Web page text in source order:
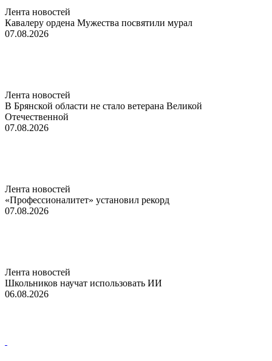
Лента новостей
Кавалеру ордена Мужества посвятили мурал
07.08.2026
Лента новостей
В Брянской области не стало ветерана Великой
Отечественной
07.08.2026
Лента новостей
«Профессионалитет» установил рекорд
07.08.2026
Лента новостей
Школьников научат использовать ИИ
06.08.2026